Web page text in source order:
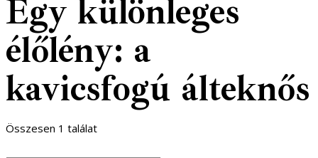
Egy különleges
élőlény: a
kavicsfogú álteknős
Összesen 1 találat